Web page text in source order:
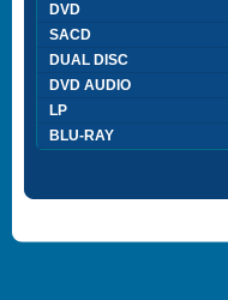
DVD
SACD
DUAL DISC
DVD AUDIO
LP
BLU-RAY